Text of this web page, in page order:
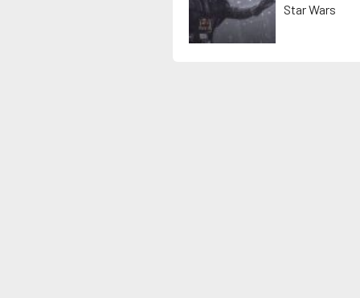
Star Wars